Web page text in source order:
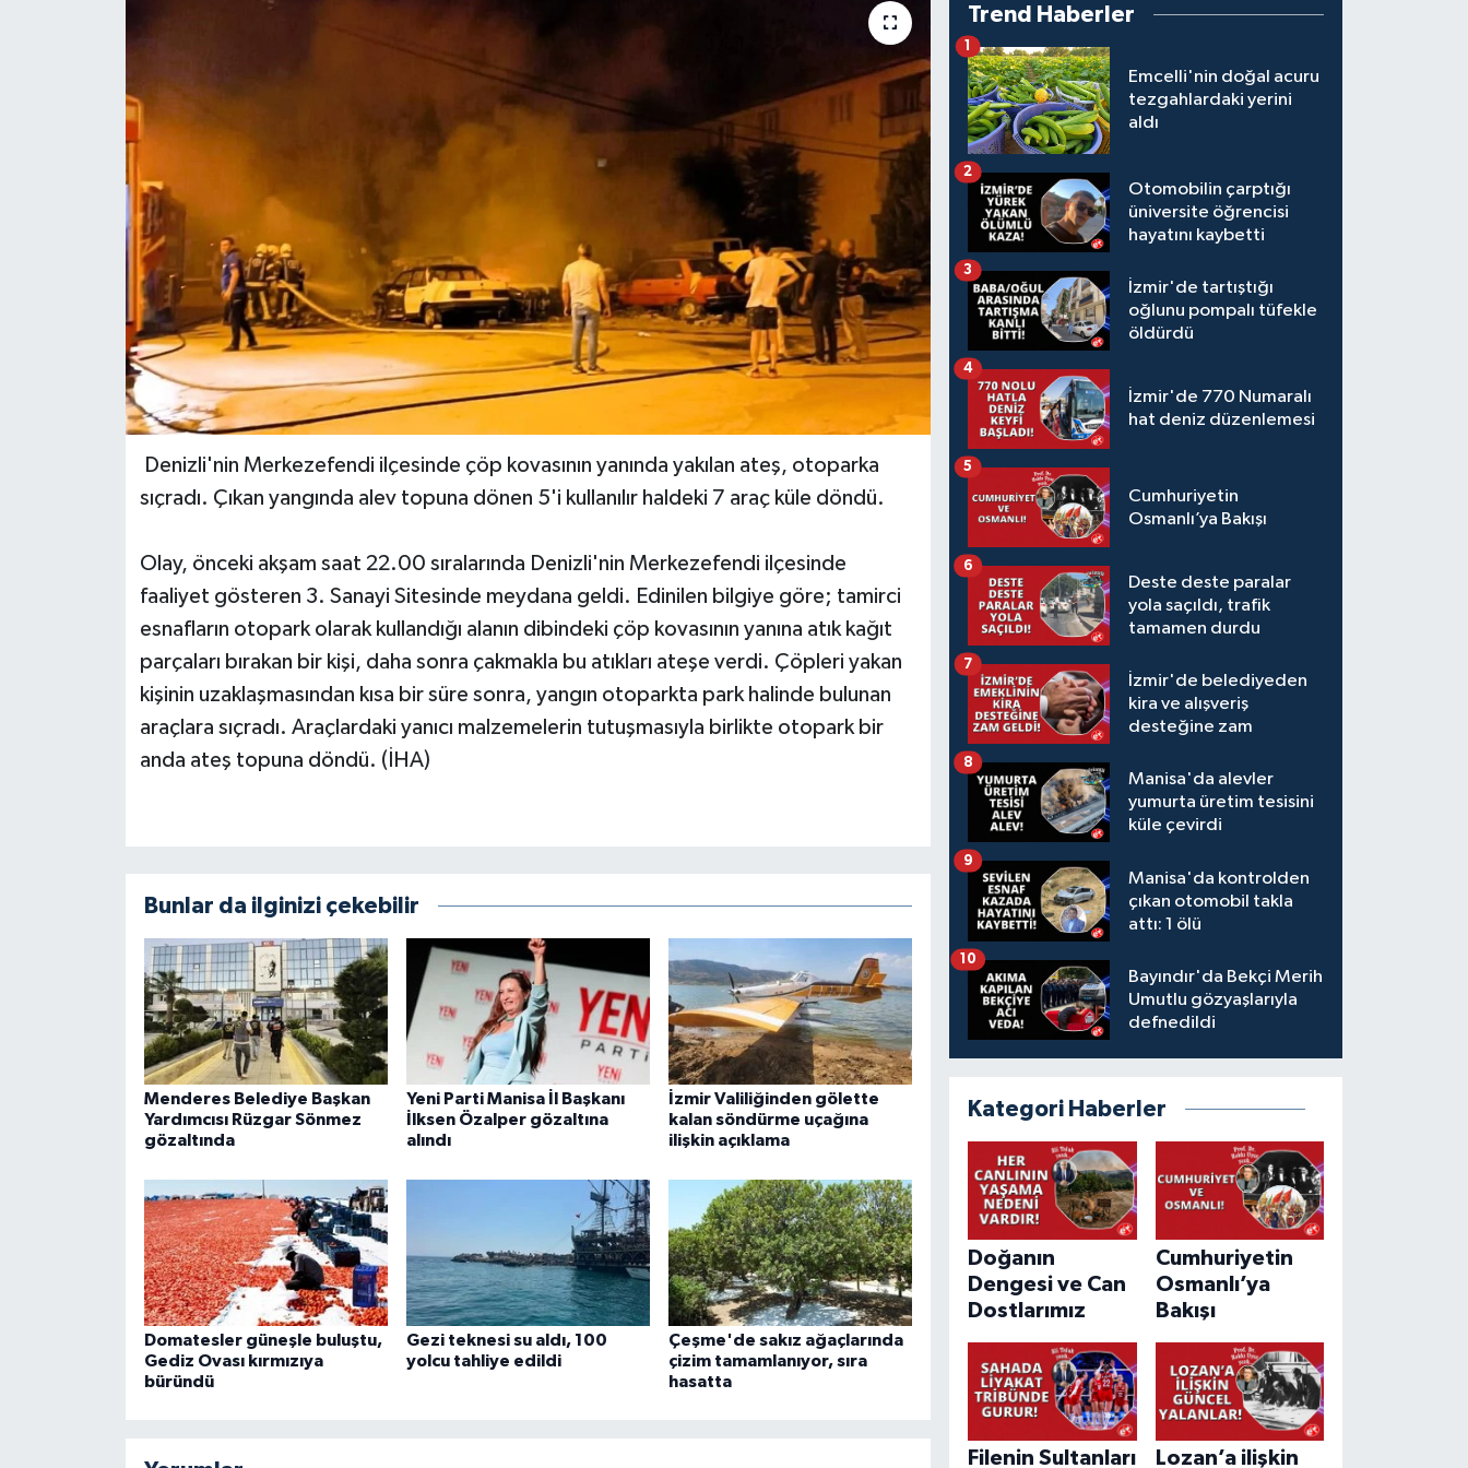
Denizli'nin Merkezefendi ilçesinde çöp kovasının yanında yakılan ateş, otoparka
sıçradı. Çıkan yangında alev topuna dönen 5'i kullanılır haldeki 7 araç küle döndü.
Olay, önceki akşam saat 22.00 sıralarında Denizli'nin Merkezefendi ilçesinde
faaliyet gösteren 3. Sanayi Sitesinde meydana geldi. Edinilen bilgiye göre; tamirci
esnafların otopark olarak kullandığı alanın dibindeki çöp kovasının yanına atık kağıt
parçaları bırakan bir kişi, daha sonra çakmakla bu atıkları ateşe verdi. Çöpleri yakan
kişinin uzaklaşmasından kısa bir süre sonra, yangın otoparkta park halinde bulunan
araçlara sıçradı. Araçlardaki yanıcı malzemelerin tutuşmasıyla birlikte otopark bir
anda ateş topuna döndü. (İHA)
Bunlar da ilginizi çekebilir
Menderes Belediye Başkan
Yardımcısı Rüzgar Sönmez
gözaltında
Yeni Parti Manisa İl Başkanı
İlksen Özalper gözaltına
alındı
İzmir Valiliğinden gölette
kalan söndürme uçağına
ilişkin açıklama
Domatesler güneşle buluştu,
Gediz Ovası kırmızıya
büründü
Gezi teknesi su aldı, 100
yolcu tahliye edildi
Çeşme'de sakız ağaçlarında
çizim tamamlanıyor, sıra
hasatta
Trend Haberler
Emcelli'nin doğal acuru
tezgahlardaki yerini
aldı
1
Otomobilin çarptığı
üniversite öğrencisi
hayatını kaybetti
2
İzmir'de tartıştığı
oğlunu pompalı tüfekle
öldürdü
3
İzmir'de 770 Numaralı
hat deniz düzenlemesi
4
Cumhuriyetin
Osmanlı’ya Bakışı
5
Deste deste paralar
yola saçıldı, trafik
tamamen durdu
6
İzmir'de belediyeden
kira ve alışveriş
desteğine zam
7
Manisa'da alevler
yumurta üretim tesisini
küle çevirdi
8
Manisa'da kontrolden
çıkan otomobil takla
attı: 1 ölü
9
Bayındır'da Bekçi Merih
Umutlu gözyaşlarıyla
defnedildi
10
Kategori Haberler
Doğanın
Dengesi ve Can
Dostlarımız
Cumhuriyetin
Osmanlı’ya
Bakışı
Filenin Sultanları Lozan’a ilişkin